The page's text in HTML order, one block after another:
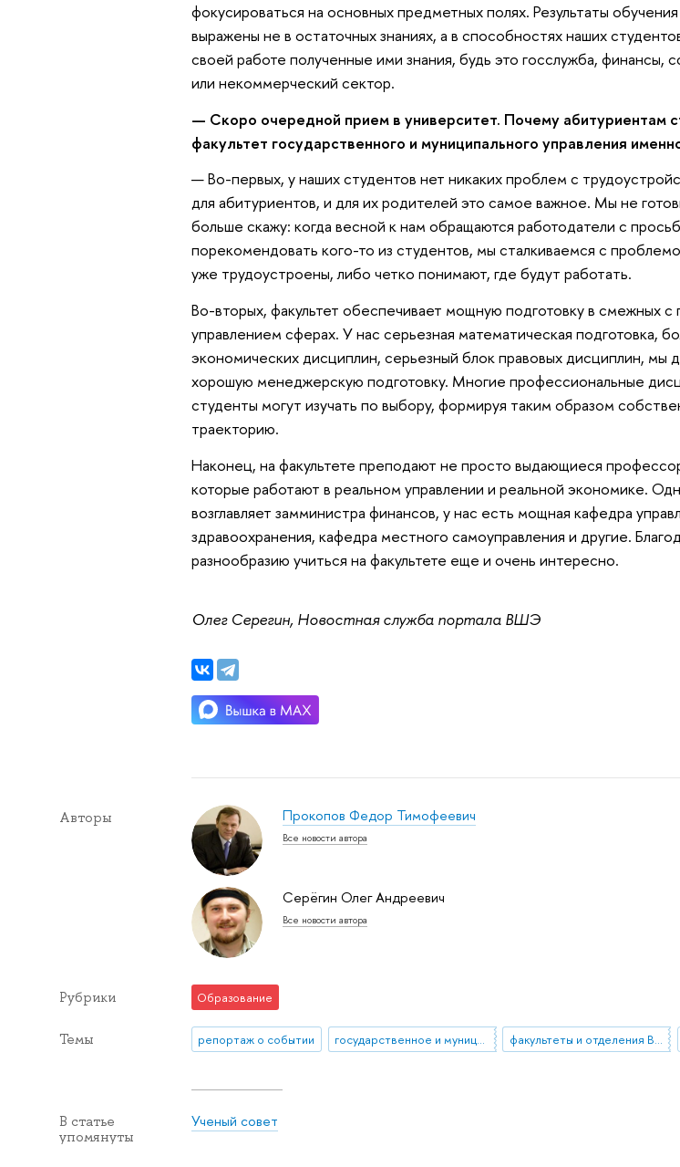
фокусироваться на основных предметных полях. Результаты
выражены не в остаточных знаниях, а в способностях наших
своей работе полученные ими знания, будь это госслужба, финансы,
или некоммерческий сектор.
— Скоро очередной прием в университет. Почему абитуриентам
факультет государственного и муниципального управления
— Во-первых, у наших студентов нет никаких проблем с
для абитуриентов, и для их родителей это самое важное. Мы не
больше скажу: когда весной к нам обращаются работодатели с
порекомендовать кого-то из студентов, мы сталкиваемся с
уже трудоустроены, либо четко понимают, где будут работать.
Во-вторых, факультет обеспечивает мощную подготовку в смежных с
управлением сферах. У нас серьезная математическая подготовка,
экономических дисциплин, серьезный блок правовых дисциплин, мы
хорошую менеджерскую подготовку. Многие профессиональные
студенты могут изучать по выбору, формируя таким образом
траекторию.
Наконец, на факультете преподают не просто выдающиеся
которые работают в реальном управлении и реальной экономике.
возглавляет замминистра финансов, у нас есть мощная кафедра
здравоохранения, кафедра местного самоуправления и другие.
разнообразию учиться на факультете еще и очень интересно.
Олег Серегин, Новостная служба портала ВШЭ
Авторы Прокопов Федор Тимофеевич
Все новости автора
Серёгин Олег Андреевич
Все новости автора
Рубрики Образование
Темы репортаж о событии государственное и муниципальное управление факультеты и отделения ВШЭ
В статье
упомянуты
Ученый совет